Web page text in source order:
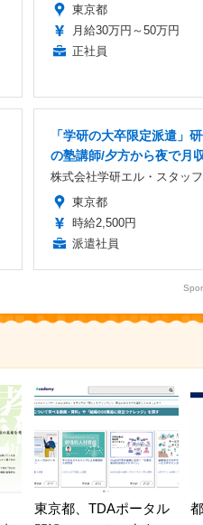
東京都
月給30万円～50万円
正社員
「学研の大卒限定派遣」
の塾講師/夕方から夜で月
株式会社学研エル・スタッ
東京都
時給2,500円
派遣社員
東京都、TDAポータル